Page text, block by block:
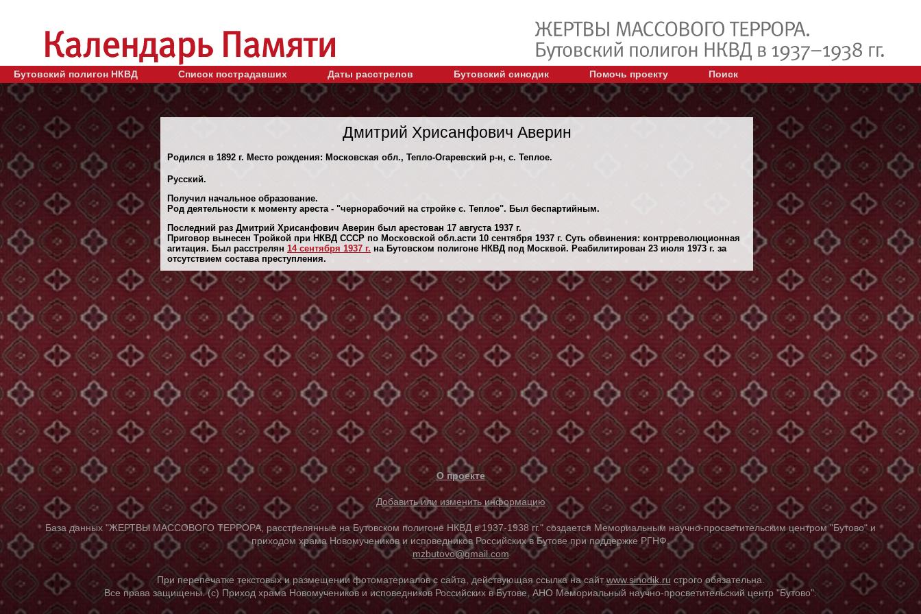
Бутовский полигон НКВД Список пострадавших Даты расстрелов Бутовский синодик Помочь проекту Поиск
Дмитрий Хрисанфович Аверин
Родился в 1892 г. Место рождения: Московская обл., Тепло-Огаревский р-н, с. Теплое.
Русский.
Получил начальное образование.
Род деятельности к моменту ареста - "чернорабочий на стройке с. Теплое". Был беспартийным.
Последний раз Дмитрий Хрисанфович Аверин был арестован 17 августа 1937 г.
Приговор вынесен Тройкой при НКВД СССР по Московской обл.асти 10 сентября 1937 г. Суть обвинения: контрреволюционная
агитация. Был расстрелян 14 сентября 1937 г. на Бутовском полигоне НКВД под Москвой. Реабилитирован 23 июля 1973 г. за
отсутствием состава преступления.
О проекте
Добавить или изменить информацию
База данных "ЖЕРТВЫ МАССОВОГО ТЕРРОРА, расстрелянные на Бутовском полигоне НКВД в 1937-1938 гг." создается Мемориальным научно-просветительским центром "Бутово" и
приходом храма Новомучеников и исповедников Российских в Бутове при поддержке РГНФ.
mzbutovo@gmail.com
При перепечатке текстовых и размещении фотоматериалов с сайта, действующая ссылка на сайтwww.sinodik.ru строго обязательна.
Все права защищены. (с) Приход храма Новомучеников и исповедников Российских в Бутове, АНО Мемориальный научно-просветительский центр "Бутово".